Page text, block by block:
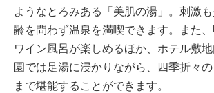
ようなとろみある「美肌の湯」。刺激
齢を問わず温泉を満喫できます。また
ワイン風呂が楽しめるほか、ホテル敷
園では足湯に浸かりながら、四季折々の
まで堪能することができます。